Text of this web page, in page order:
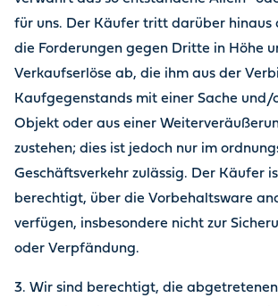
für uns. Der Käufer tritt darüber hinaus
die Forderungen gegen Dritte in Höhe
Verkaufserlöse ab, die ihm aus der
Kaufgegenstands mit einer Sache und/
Objekt oder aus einer
zustehen; dies ist jedoch nur im
Geschäftsverkehr zulässig. Der Käufer
berechtigt, über die Vorbehaltsware
verfügen, insbesondere nicht zur
oder Verpfändung.
3. Wir sind berechtigt, die